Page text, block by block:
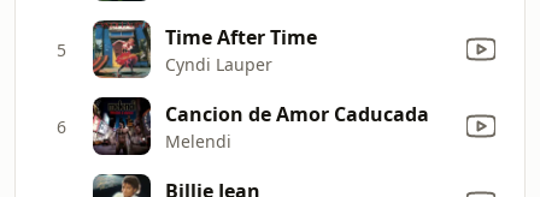
5 Time After Time
Cyndi Lauper
6 Cancion de Amor Caducada
Melendi
Billie Jean